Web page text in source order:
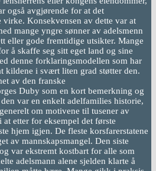
også avgjørende for at det
Konsekvensen av dette var at
mange yngre sønner av adelsmenn
eller gode fremtidige utsikter. Mange
å skaffe seg sitt eget land og sine
denne forklaringsmodellen som har
kildene i svært liten grad støtter den.
av den franske
Duby som en kort bemerkning og
var en enkelt adelfamilies historie,
om motivene til tusener av
etter for eksempel det første
hjem igjen. De fleste korsfarerstatene
av mannskapsmangel. Den siste
var ekstremt kostbart for alle som
adelsmann alene sjelden klarte å